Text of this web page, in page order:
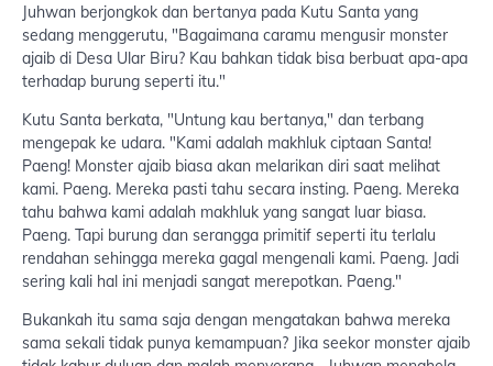
Juhwan berjongkok dan bertanya pada Kutu Santa yang
sedang menggerutu, "Bagaimana caramu mengusir monster
ajaib di Desa Ular Biru? Kau bahkan tidak bisa berbuat apa-apa
terhadap burung seperti itu."
Kutu Santa berkata, "Untung kau bertanya," dan terbang
mengepak ke udara. "Kami adalah makhluk ciptaan Santa!
Paeng! Monster ajaib biasa akan melarikan diri saat melihat
kami. Paeng. Mereka pasti tahu secara insting. Paeng. Mereka
tahu bahwa kami adalah makhluk yang sangat luar biasa.
Paeng. Tapi burung dan serangga primitif seperti itu terlalu
rendahan sehingga mereka gagal mengenali kami. Paeng. Jadi
sering kali hal ini menjadi sangat merepotkan. Paeng."
Bukankah itu sama saja dengan mengatakan bahwa mereka
sama sekali tidak punya kemampuan? Jika seekor monster ajaib